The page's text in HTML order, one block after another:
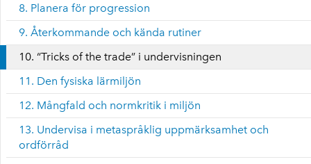
8. Planera för progression
9. Återkommande och kända rutiner
10. “Tricks of the trade” i undervisningen
11. Den fysiska lärmiljön
12. Mångfald och normkritik i miljön
13. Undervisa i metaspråklig uppmärksamhet och
ordförråd